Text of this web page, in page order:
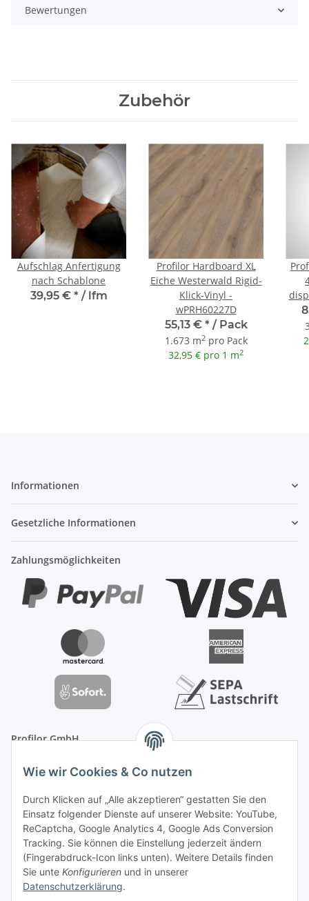
Bewertungen
Zubehör
Aufschlag Anfertigung
nach Schablone
39,95 € */ lfm
Profilor Hardboard XL
Eiche Westerwald Rigid-
Klick-Vinyl -
wPRH60227D
55,13 € */ Pack
1.673 m2pro Pack
32,95 € pro 1 m2
Informationen
Gesetzliche Informationen
Zahlungsmöglichkeiten
Profilor GmbH
OdF.Platz 2
16775 Löwenberger Land
Telefon: +49 (0) 33094-719-8719
E-Mail: info (ät) treppe99 (Punkt) de
Wie wir Cookies & Co nutzen
Durch Klicken auf „Alle akzeptieren“ gestatten Sie den
Einsatz folgender Dienste auf unserer Website: YouTube,
ReCaptcha, Google Analytics 4, Google Ads Conversion
Tracking. Sie können die Einstellung jederzeit ändern
(Fingerabdruck-Icon links unten). Weitere Details finden
Sie unte Konfigurieren und in unserer
Datenschutzerklärung.